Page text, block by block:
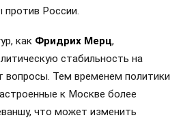
России.
как Фридрих Мерц,
стабильность на
вопросы. Тем временем политики
к Москве более
что может изменить